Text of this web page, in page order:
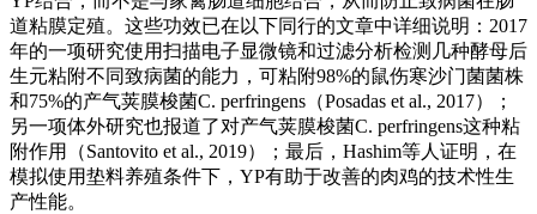
道粘膜定殖。这些功效已在以下同行的文章中详细说明：2017
年的一项研究使用扫描电子显微镜和过滤分析检测几种酵母后
生元粘附不同致病菌的能力，可粘附98%的鼠伤寒沙门菌菌株
和75%的产气荚膜梭菌C. perfringens（Posadas et al., 2017）；
另一项体外研究也报道了对产气荚膜梭菌C. perfringens这种粘
附作用（Santovito et al., 2019）；最后，Hashim等人证明，在
模拟使用垫料养殖条件下，YP有助于改善的肉鸡的技术性生
产性能。